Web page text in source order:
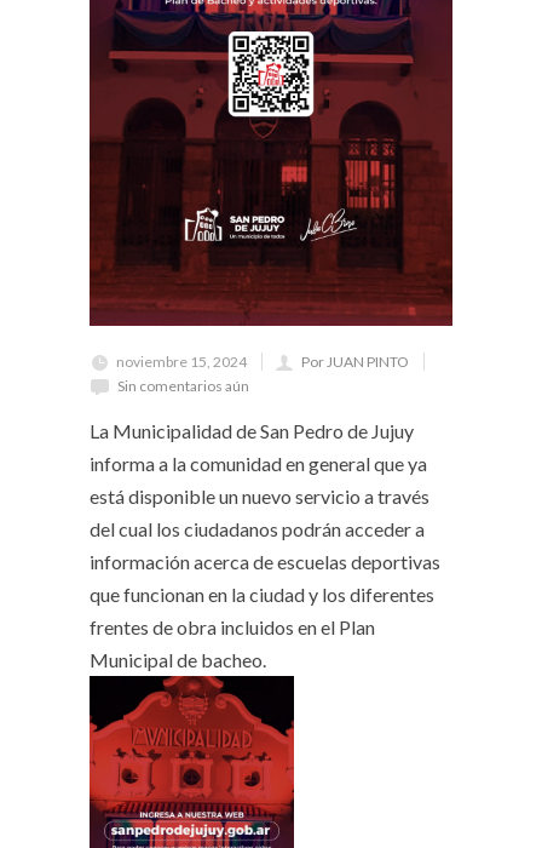
noviembre 15, 2024
Por JUAN PINTO
Sin comentarios aún
La Municipalidad de San Pedro de Jujuy
informa a la comunidad en general que ya
está disponible un nuevo servicio a través
del cual los ciudadanos podrán acceder a
información acerca de escuelas deportivas
que funcionan en la ciudad y los diferentes
frentes de obra incluidos en el Plan
Municipal de bacheo.